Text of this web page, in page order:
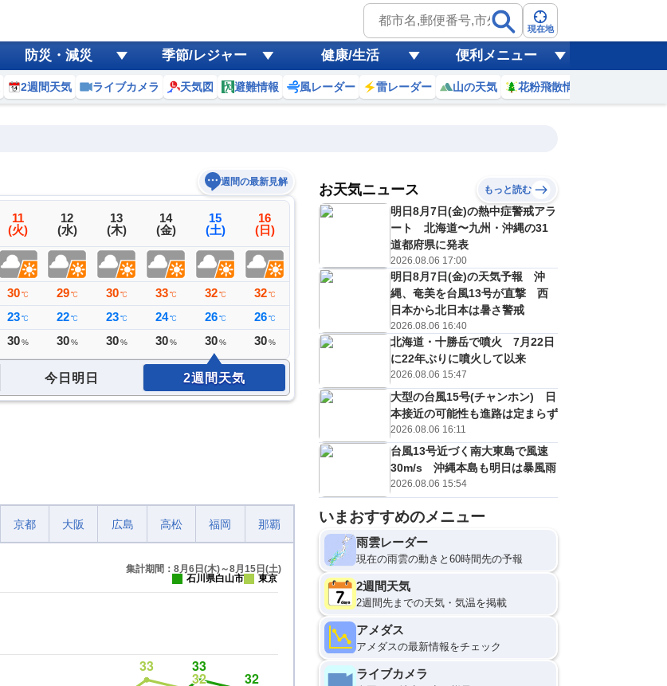
現在地
防災・減災 季節/レジャー 健康/生活 便利メニュー
2週間天気 ライブカメラ 天気図 避難情報 風レーダー 雷レーダー 山の天気 花粉飛散情報
週間の最新見解
11
(火)
30℃
23℃
30%
12
(水)
29℃
22℃
30%
13
(木)
30℃
23℃
30%
14
(金)
33 ℃
24 ℃
30 %
15
(土)
32 ℃
26 ℃
30 %
16
(日)
32 ℃
26 ℃
30 %
17
%
19
(水)
E
31℃
25℃
40%
20
(木)
E
31℃
25 ℃
30%
予報の
信頼度
B
C
D
E
低
今日明日 2週間天気
京都 大阪 広島 高松 福岡 那覇
集計期間：8月6日(木)～8月15日(土)
石川県白山市
東京
お天気ニュース もっと読む
明日8月7日(金)の熱中症警戒アラ
ート 北海道〜九州・沖縄の31
道都府県に発表
2026.08.06 17:00
明日8月7日(金)の天気予報 沖
縄、奄美を台風13号が直撃 西
日本から北日本は暑さ警戒
2026.08.06 16:40
北海道・十勝岳で噴火 7月22日
に22年ぶりに噴火して以来
2026.08.06 15:47
大型の台風15号(チャンホン) 日
本接近の可能性も進路は定まらず
2026.08.06 16:11
台風13号近づく南大東島で風速
30m/s 沖縄本島も明日は暴風雨
2026.08.06 15:54
いまおすすめのメニュー
雨雲レーダー
現在の雨雲の動きと60時間先の予報
2週間天気
2週間先までの天気・気温を掲載
アメダス
アメダスの最新情報をチェック
ライブカメラ